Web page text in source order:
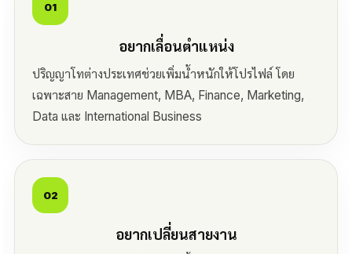
01
อยากเลื่อนตำแหน่ง
ปริญญาโทต่างประเทศช่วยเพิ่มน้ำหนักให้โปรไฟล์ โดย
เฉพาะสาย Management, MBA, Finance, Marketing,
Data และ International Business
02
อยากเปลี่ยนสายงาน